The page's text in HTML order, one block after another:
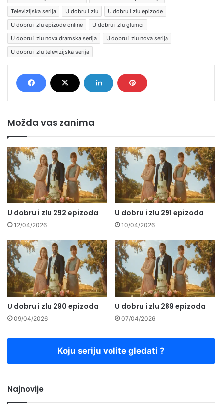
Televizijska serija
U dobru i zlu
U dobru i zlu epizode
U dobru i zlu epizode online
U dobru i zlu glumci
U dobru i zlu nova dramska serija
U dobru i zlu nova serija
U dobru i zlu televizijska serija
Možda vas zanima
U dobru i zlu 292 epizoda
12/04/2026
U dobru i zlu 291 epizoda
10/04/2026
U dobru i zlu 290 epizoda
09/04/2026
U dobru i zlu 289 epizoda
07/04/2026
Koju seriju volite gledati ?
Najnovije